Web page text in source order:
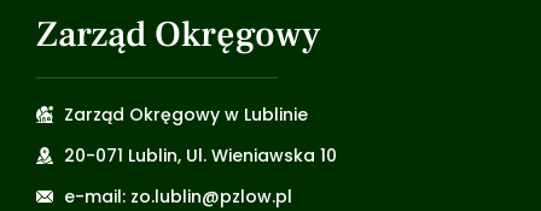
Zarząd Okręgowy
Zarząd Okręgowy w Lublinie
20-071 Lublin, Ul. Wieniawska 10
e-mail: zo.lublin@pzlow.pl